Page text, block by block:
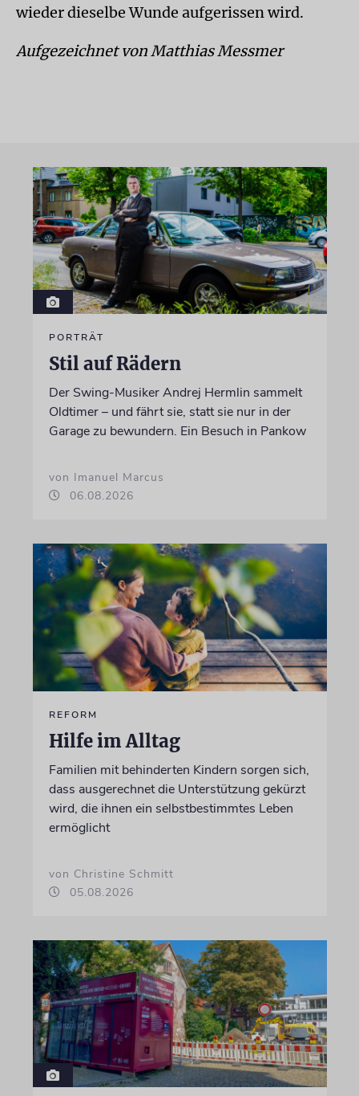
wieder dieselbe Wunde aufgerissen wird.
Aufgezeichnet von Matthias Messmer
PORTRÄT
Stil auf Rädern
Der Swing-Musiker Andrej Hermlin sammelt
Oldtimer – und fährt sie, statt sie nur in der
Garage zu bewundern. Ein Besuch in Pankow
von Imanuel Marcus
06.08.2026
REFORM
Hilfe im Alltag
Familien mit behinderten Kindern sorgen sich,
dass ausgerechnet die Unterstützung gekürzt
wird, die ihnen ein selbstbestimmtes Leben
ermöglicht
von Christine Schmitt
05.08.2026